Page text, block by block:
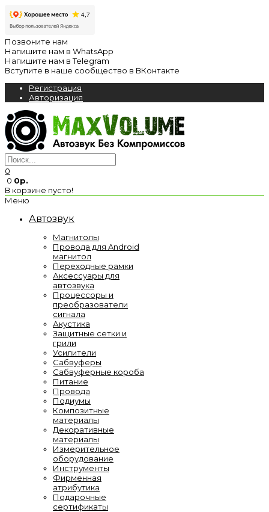
Позвоните нам
Напишите нам в WhatsApp
Напишите нам в Telegram
Вступите в наше сообщество в ВКонтакте
Регистрация
Авторизация
0
0 0р.
В корзине пусто!
Меню
Автозвук
Магнитолы
Провода для Android
магнитол
Переходные рамки
Аксессуары для
автозвука
Процессоры и
преобразователи
сигнала
Акустика
Защитные сетки и
грили
Усилители
Сабвуферы
Сабвуферные короба
Питание
Провода
Подиумы
Композитные
материалы
Декоративные
материалы
Измерительное
оборудование
Инструменты
Фирменная
атрибутика
Подарочные
сертификаты